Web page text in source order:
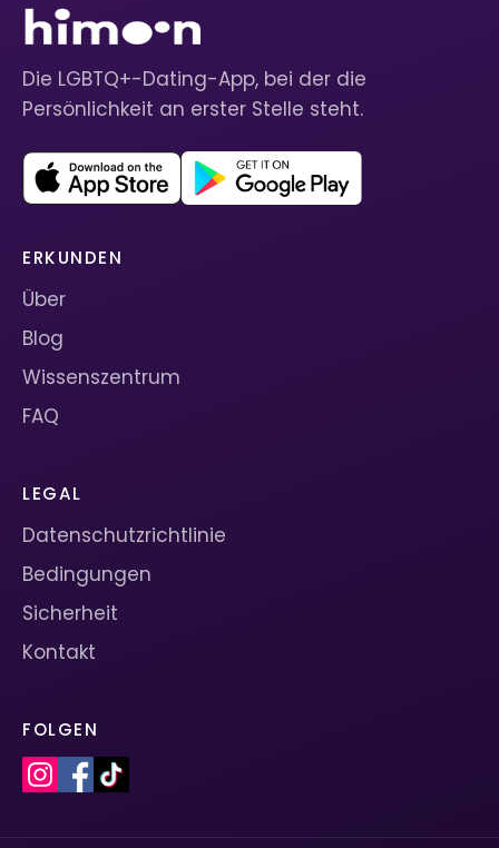
Die LGBTQ+-Dating-App, bei der die
Persönlichkeit an erster Stelle steht.
ERKUNDEN
Über
Blog
Wissenszentrum
FAQ
LEGAL
Datenschutzrichtlinie
Bedingungen
Sicherheit
Kontakt
FOLGEN